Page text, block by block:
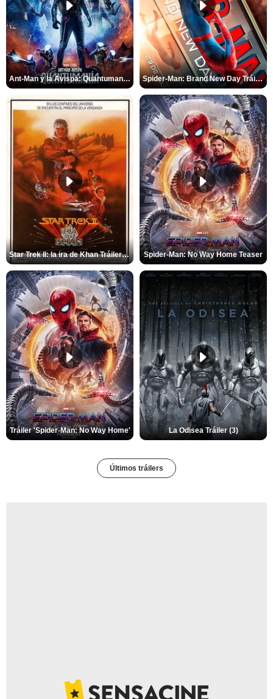
Ant-Man y la Avispa: Quantumanía Tráiler (2) Spider-Man: Brand New Day Tráiler (3)
Star Trek II: la ira de Khan Tráiler VO Spider-Man: No Way Home Teaser
Tráiler 'Spider-Man: No Way Home' La Odisea Tráiler (3)
Últimos tráilers